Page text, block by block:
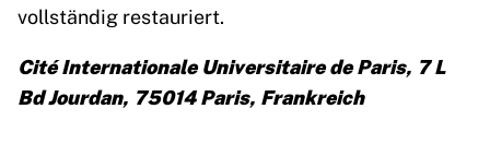
vollständig restauriert.
Cité Internationale Universitaire de Paris, 7 L
Bd Jourdan, 75014 Paris, Frankreich